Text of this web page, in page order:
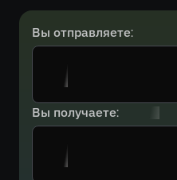
Вы отправляете:
Вы получаете: